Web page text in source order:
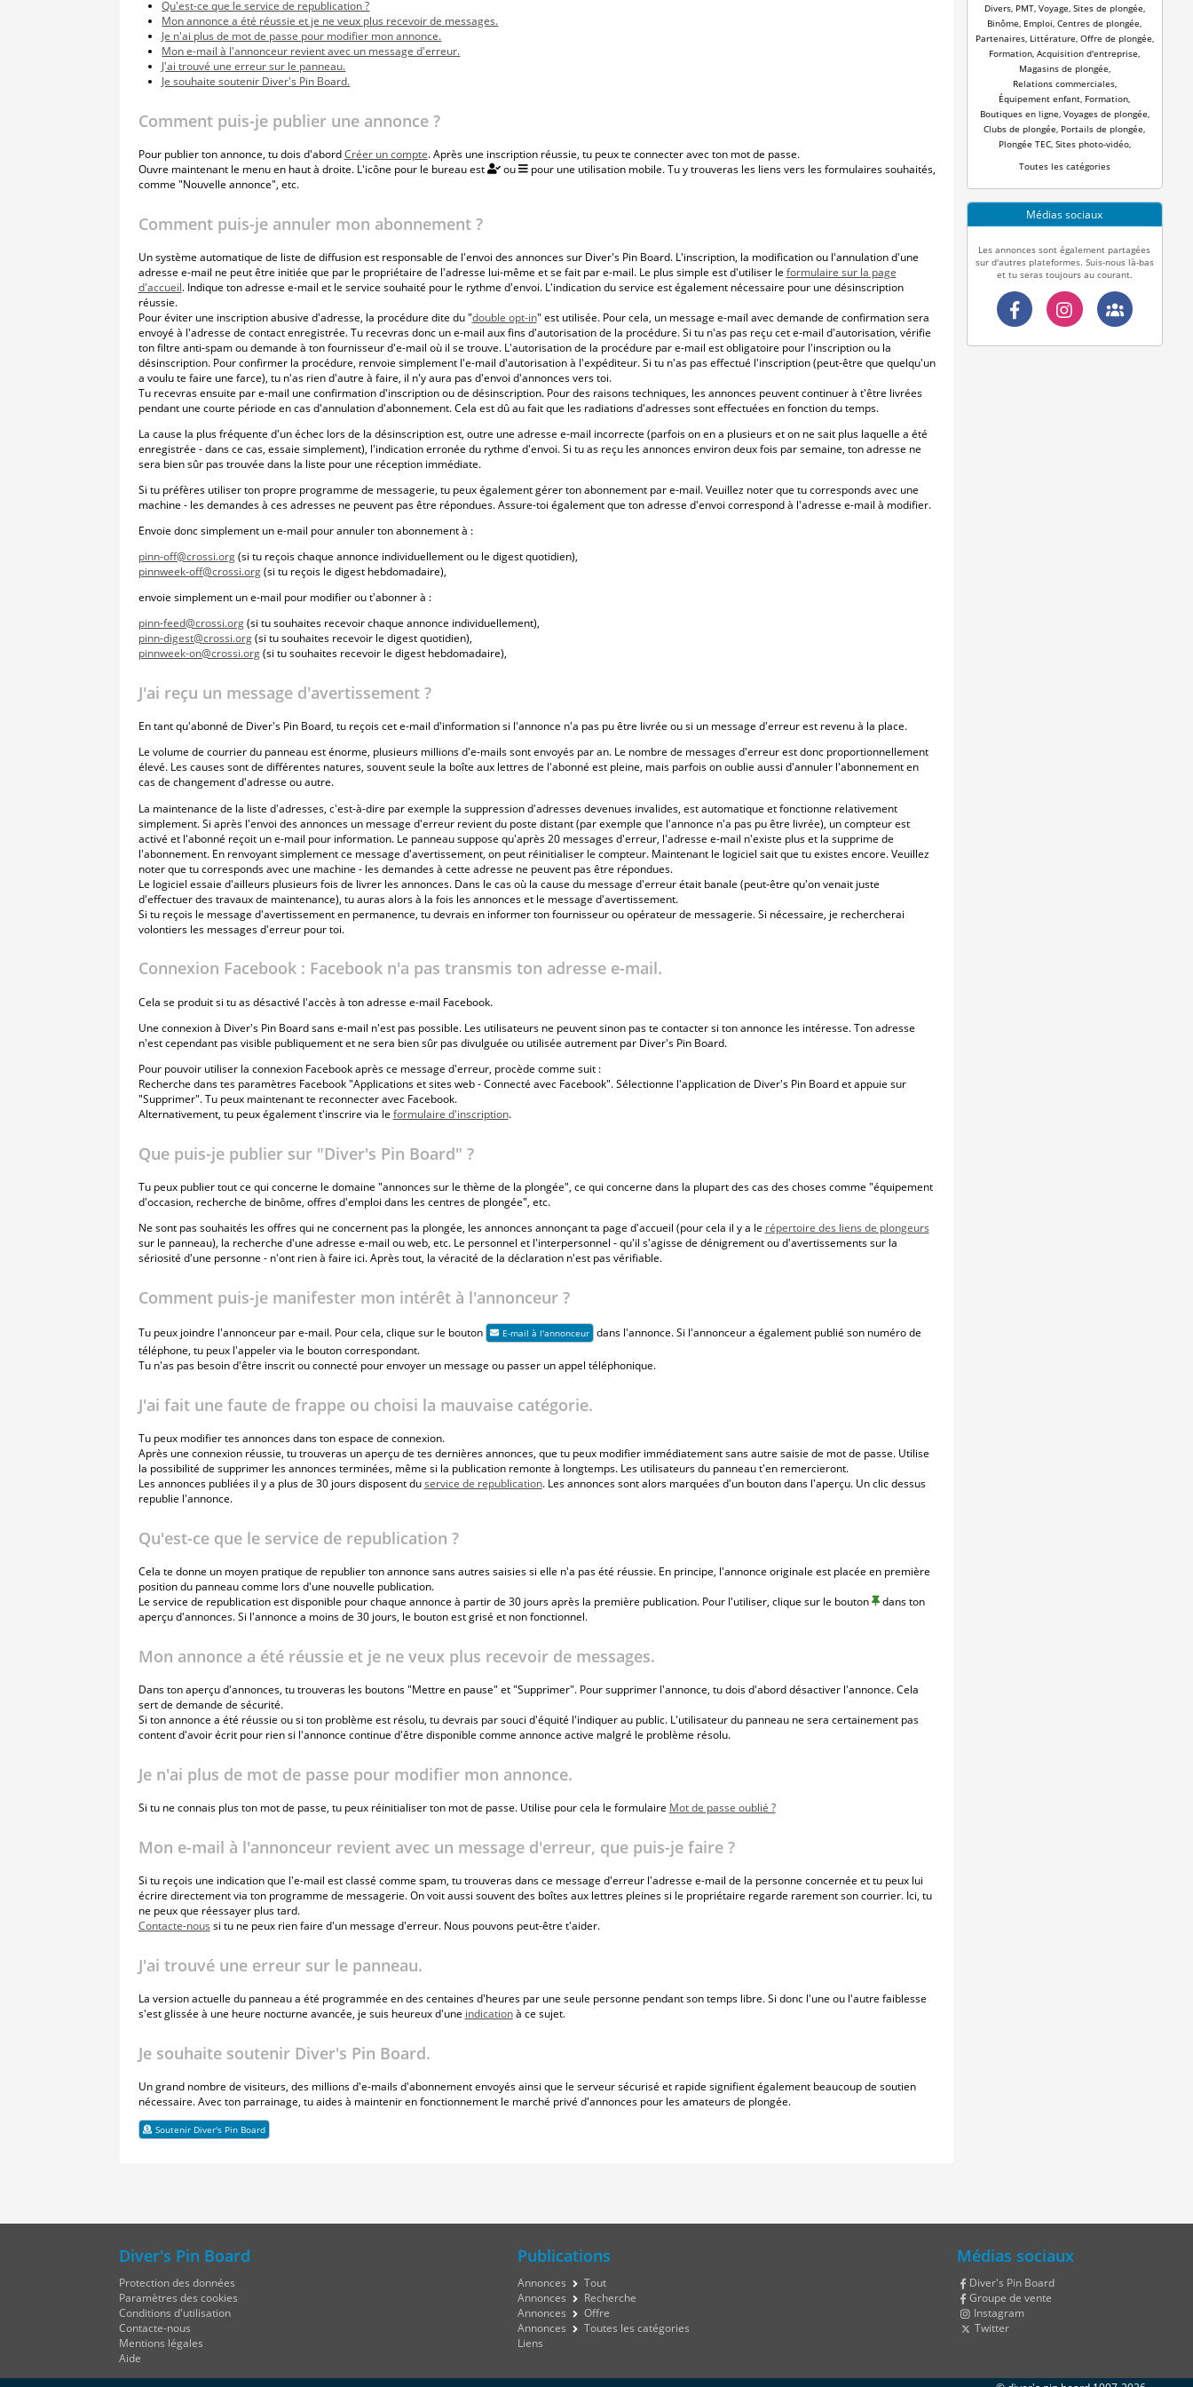
Qu'est-ce que le service de republication ?
Mon annonce a été réussie et je ne veux plus recevoir de messages.
Je n'ai plus de mot de passe pour modifier mon annonce.
Mon e-mail à l'annonceur revient avec un message d'erreur.
J'ai trouvé une erreur sur le panneau.
Je souhaite soutenir Diver's Pin Board.
Comment puis-je publier une annonce ?
Pour publier ton annonce, tu dois d'abordCréer un compte. Après une inscription réussie, tu peux te connecter avec ton mot de passe.
Ouvre maintenant le menu en haut à droite. L'icône pour le bureau est
ou
pour une utilisation mobile. Tu y trouveras les liens vers les formulaires souhaités,
comme "Nouvelle annonce", etc.
Comment puis-je annuler mon abonnement ?
Un système automatique de liste de diffusion est responsable de l'envoi des annonces sur Diver's Pin Board. L'inscription, la modification ou l'annulation d'une
adresse e-mail ne peut être initiée que par le propriétaire de l'adresse lui-même et se fait par e-mail. Le plus simple est d'utiliser le formulaire sur la page
d'accueil. Indique ton adresse e-mail et le service souhaité pour le rythme d'envoi. L'indication du service est également nécessaire pour une désinscription
réussie.
Pour éviter une inscription abusive d'adresse, la procédure dite du "double opt-in" est utilisée. Pour cela, un message e-mail avec demande de confirmation sera
envoyé à l'adresse de contact enregistrée. Tu recevras donc un e-mail aux fins d'autorisation de la procédure. Si tu n'as pas reçu cet e-mail d'autorisation, vérifie
ton filtre anti-spam ou demande à ton fournisseur d'e-mail où il se trouve. L'autorisation de la procédure par e-mail est obligatoire pour l'inscription ou la
désinscription. Pour confirmer la procédure, renvoie simplement l'e-mail d'autorisation à l'expéditeur. Si tu n'as pas effectué l'inscription (peut-être que quelqu'un
a voulu te faire une farce), tu n'as rien d'autre à faire, il n'y aura pas d'envoi d'annonces vers toi.
Tu recevras ensuite par e-mail une confirmation d'inscription ou de désinscription. Pour des raisons techniques, les annonces peuvent continuer à t'être livrées
pendant une courte période en cas d'annulation d'abonnement. Cela est dû au fait que les radiations d'adresses sont effectuées en fonction du temps.
La cause la plus fréquente d'un échec lors de la désinscription est, outre une adresse e-mail incorrecte (parfois on en a plusieurs et on ne sait plus laquelle a été
enregistrée - dans ce cas, essaie simplement), l'indication erronée du rythme d'envoi. Si tu as reçu les annonces environ deux fois par semaine, ton adresse ne
sera bien sûr pas trouvée dans la liste pour une réception immédiate.
Si tu préfères utiliser ton propre programme de messagerie, tu peux également gérer ton abonnement par e-mail. Veuillez noter que tu corresponds avec une
machine - les demandes à ces adresses ne peuvent pas être répondues. Assure-toi également que ton adresse d'envoi correspond à l'adresse e-mail à modifier.
Envoie donc simplement un e-mail pour annuler ton abonnement à :
pinn-off@crossi.org(si tu reçois chaque annonce individuellement ou le digest quotidien),
pinnweek-off@crossi.org(si tu reçois le digest hebdomadaire),
envoie simplement un e-mail pour modifier ou t'abonner à :
pinn-feed@crossi.org(si tu souhaites recevoir chaque annonce individuellement),
pinn-digest@crossi.org(si tu souhaites recevoir le digest quotidien),
pinnweek-on@crossi.org(si tu souhaites recevoir le digest hebdomadaire),
J'ai reçu un message d'avertissement ?
En tant qu'abonné de Diver's Pin Board, tu reçois cet e-mail d'information si l'annonce n'a pas pu être livrée ou si un message d'erreur est revenu à la place.
Le volume de courrier du panneau est énorme, plusieurs millions d'e-mails sont envoyés par an. Le nombre de messages d'erreur est donc proportionnellement
élevé. Les causes sont de différentes natures, souvent seule la boîte aux lettres de l'abonné est pleine, mais parfois on oublie aussi d'annuler l'abonnement en
cas de changement d'adresse ou autre.
La maintenance de la liste d'adresses, c'est-à-dire par exemple la suppression d'adresses devenues invalides, est automatique et fonctionne relativement
simplement. Si après l'envoi des annonces un message d'erreur revient du poste distant (par exemple que l'annonce n'a pas pu être livrée), un compteur est
activé et l'abonné reçoit un e-mail pour information. Le panneau suppose qu'après 20 messages d'erreur, l'adresse e-mail n'existe plus et la supprime de
l'abonnement. En renvoyant simplement ce message d'avertissement, on peut réinitialiser le compteur. Maintenant le logiciel sait que tu existes encore. Veuillez
noter que tu corresponds avec une machine - les demandes à cette adresse ne peuvent pas être répondues.
Le logiciel essaie d'ailleurs plusieurs fois de livrer les annonces. Dans le cas où la cause du message d'erreur était banale (peut-être qu'on venait juste
d'effectuer des travaux de maintenance), tu auras alors à la fois les annonces et le message d'avertissement.
Si tu reçois le message d'avertissement en permanence, tu devrais en informer ton fournisseur ou opérateur de messagerie. Si nécessaire, je rechercherai
volontiers les messages d'erreur pour toi.
Connexion Facebook : Facebook n'a pas transmis ton adresse e-mail.
Cela se produit si tu as désactivé l'accès à ton adresse e-mail Facebook.
Une connexion à Diver's Pin Board sans e-mail n'est pas possible. Les utilisateurs ne peuvent sinon pas te contacter si ton annonce les intéresse. Ton adresse
n'est cependant pas visible publiquement et ne sera bien sûr pas divulguée ou utilisée autrement par Diver's Pin Board.
Pour pouvoir utiliser la connexion Facebook après ce message d'erreur, procède comme suit :
Recherche dans tes paramètres Facebook "Applications et sites web - Connecté avec Facebook". Sélectionne l'application de Diver's Pin Board et appuie sur
"Supprimer". Tu peux maintenant te reconnecter avec Facebook.
Alternativement, tu peux également t'inscrire via le formulaire d'inscription.
Que puis-je publier sur "Diver's Pin Board" ?
Tu peux publier tout ce qui concerne le domaine "annonces sur le thème de la plongée", ce qui concerne dans la plupart des cas des choses comme "équipement
d'occasion, recherche de binôme, offres d'emploi dans les centres de plongée", etc.
Ne sont pas souhaités les offres qui ne concernent pas la plongée, les annonces annonçant ta page d'accueil (pour cela il y a le répertoire des liens de plongeurs
sur le panneau), la recherche d'une adresse e-mail ou web, etc. Le personnel et l'interpersonnel - qu'il s'agisse de dénigrement ou d'avertissements sur la
sériosité d'une personne - n'ont rien à faire ici. Après tout, la véracité de la déclaration n'est pas vérifiable.
Comment puis-je manifester mon intérêt à l'annonceur ?
Tu peux joindre l'annonceur par e-mail. Pour cela, clique sur le bouton E-mail à l'annonceur dans l'annonce. Si l'annonceur a également publié son numéro de
téléphone, tu peux l'appeler via le bouton correspondant.
Tu n'as pas besoin d'être inscrit ou connecté pour envoyer un message ou passer un appel téléphonique.
J'ai fait une faute de frappe ou choisi la mauvaise catégorie.
Tu peux modifier tes annonces dans ton espace de connexion.
Après une connexion réussie, tu trouveras un aperçu de tes dernières annonces, que tu peux modifier immédiatement sans autre saisie de mot de passe. Utilise
la possibilité de supprimer les annonces terminées, même si la publication remonte à longtemps. Les utilisateurs du panneau t'en remercieront.
Les annonces publiées il y a plus de 30 jours disposent duservice de republication. Les annonces sont alors marquées d'un bouton dans l'aperçu. Un clic dessus
republie l'annonce.
Qu'est-ce que le service de republication ?
Cela te donne un moyen pratique de republier ton annonce sans autres saisies si elle n'a pas été réussie. En principe, l'annonce originale est placée en première
position du panneau comme lors d'une nouvelle publication.
Le service de republication est disponible pour chaque annonce à partir de 30 jours après la première publication. Pour l'utiliser, clique sur le bouton
dans ton
aperçu d'annonces. Si l'annonce a moins de 30 jours, le bouton est grisé et non fonctionnel.
Mon annonce a été réussie et je ne veux plus recevoir de messages.
Dans ton aperçu d'annonces, tu trouveras les boutons "Mettre en pause" et "Supprimer". Pour supprimer l'annonce, tu dois d'abord désactiver l'annonce. Cela
sert de demande de sécurité.
Si ton annonce a été réussie ou si ton problème est résolu, tu devrais par souci d'équité l'indiquer au public. L'utilisateur du panneau ne sera certainement pas
content d'avoir écrit pour rien si l'annonce continue d'être disponible comme annonce active malgré le problème résolu.
Je n'ai plus de mot de passe pour modifier mon annonce.
Si tu ne connais plus ton mot de passe, tu peux réinitialiser ton mot de passe. Utilise pour cela le formulaire Mot de passe oublié ?
Mon e-mail à l'annonceur revient avec un message d'erreur, que puis-je faire ?
Si tu reçois une indication que l'e-mail est classé comme spam, tu trouveras dans ce message d'erreur l'adresse e-mail de la personne concernée et tu peux lui
écrire directement via ton programme de messagerie. On voit aussi souvent des boîtes aux lettres pleines si le propriétaire regarde rarement son courrier. Ici, tu
ne peux que réessayer plus tard.
Contacte-nous si tu ne peux rien faire d'un message d'erreur. Nous pouvons peut-être t'aider.
J'ai trouvé une erreur sur le panneau.
La version actuelle du panneau a été programmée en des centaines d'heures par une seule personne pendant son temps libre. Si donc l'une ou l'autre faiblesse
s'est glissée à une heure nocturne avancée, je suis heureux d'une indicationà ce sujet.
Je souhaite soutenir Diver's Pin Board.
Un grand nombre de visiteurs, des millions d'e-mails d'abonnement envoyés ainsi que le serveur sécurisé et rapide signifient également beaucoup de soutien
nécessaire. Avec ton parrainage, tu aides à maintenir en fonctionnement le marché privé d'annonces pour les amateurs de plongée.
Soutenir Diver's Pin Board
Divers, PMT, Voyage Sites de plongée
Binôme Emploi Centres de plongée
Partenaires, Littérature Offre de plongée
Formation Acquisition d'entreprise
Magasins de plongée
Relations commerciales,
Équipement enfant Formation
Boutiques en ligne Voyages de plongée
Clubs de plongée Portails de plongée
Plongée TEC, Sites photo-vidéo,
Toutes les catégories
Médias sociaux
Les annonces sont également partagées
sur d'autres plateformes. Suis-nous là-bas
et tu seras toujours au courant.
Diver's Pin Board
Protection des données
Paramètres des cookies
Conditions d'utilisation
Contacte-nous
Mentions légales
Aide
Publications
Annonces
Tout
Annonces
Recherche
Annonces
Offre
Annonces
Toutes les catégories
Liens
Médias sociaux
Diver's Pin Board
Groupe de vente
Instagram
Twitter